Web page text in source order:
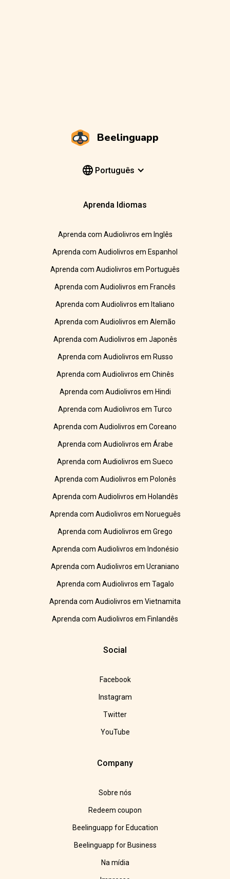
Beelinguapp
Português
Aprenda Idiomas
Aprenda com Audiolivros em Inglês
Aprenda com Audiolivros em Espanhol
Aprenda com Audiolivros em Português
Aprenda com Audiolivros em Francês
Aprenda com Audiolivros em Italiano
Aprenda com Audiolivros em Alemão
Aprenda com Audiolivros em Japonês
Aprenda com Audiolivros em Russo
Aprenda com Audiolivros em Chinês
Aprenda com Audiolivros em Hindi
Aprenda com Audiolivros em Turco
Aprenda com Audiolivros em Coreano
Aprenda com Audiolivros em Árabe
Aprenda com Audiolivros em Sueco
Aprenda com Audiolivros em Polonês
Aprenda com Audiolivros em Holandês
Aprenda com Audiolivros em Norueguês
Aprenda com Audiolivros em Grego
Aprenda com Audiolivros em Indonésio
Aprenda com Audiolivros em Ucraniano
Aprenda com Audiolivros em Tagalo
Aprenda com Audiolivros em Vietnamita
Aprenda com Audiolivros em Finlandês
Social
Facebook
Instagram
Twitter
YouTube
Company
Sobre nós
Redeem coupon
Beelinguapp for Education
Beelinguapp for Business
Na mídia